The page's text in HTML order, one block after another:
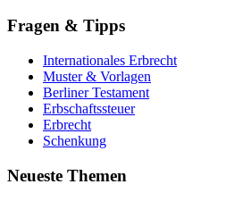
Fragen & Tipps
Internationales Erbrecht
Muster & Vorlagen
Berliner Testament
Erbschaftssteuer
Erbrecht
Schenkung
Neueste Themen